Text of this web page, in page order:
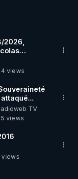
2026,
views
TV
views
views